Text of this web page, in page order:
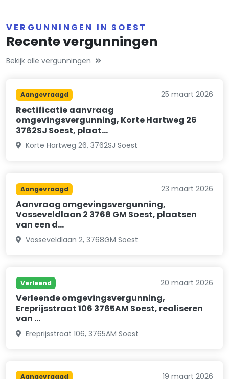
VERGUNNINGEN IN SOEST
Recente vergunningen
Bekijk alle vergunningen
Aangevraagd 25 maart 2026
Rectificatie aanvraag
omgevingsvergunning, Korte Hartweg 26
3762SJ Soest, plaat…
Korte Hartweg 26, 3762SJ Soest
Aangevraagd 23 maart 2026
Aanvraag omgevingsvergunning,
Vosseveldlaan 2 3768 GM Soest, plaatsen
van een d…
Vosseveldlaan 2, 3768GM Soest
Verleend 20 maart 2026
Verleende omgevingsvergunning,
Ereprijsstraat 106 3765AM Soest, realiseren
van …
Ereprijsstraat 106, 3765AM Soest
Aangevraagd 19 maart 2026